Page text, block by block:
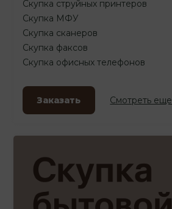
Скупка струйных принтеров
Скупка МФУ
Скупка сканеров
Скупка факсов
Скупка офисных телефонов
Заказать Смотреть еще